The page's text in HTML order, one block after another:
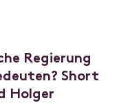
Regierung
Short
Holger